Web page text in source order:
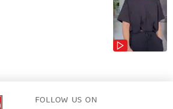
FOLLOW US ON